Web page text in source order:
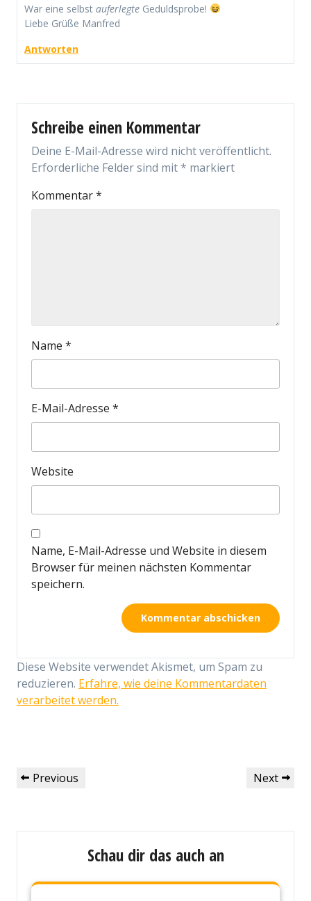
War eine selbst auferlegte Geduldsprobe!
Liebe Grüße Manfred
Antworten
Schreibe einen Kommentar
Deine E-Mail-Adresse wird nicht veröffentlicht.
Erforderliche Felder sind mit* markiert
Kommentar*
Name *
E-Mail-Adresse *
Website
Name, E-Mail-Adresse und Website in diesem
Browser für meinen nächsten Kommentar
speichern.
Diese Website verwendet Akismet, um Spam zu
reduzieren. Erfahre, wie deine Kommentardaten
verarbeitet werden.
Beitragsnavigation
Previous
Previous
Next
Next
Schau dir das auch an